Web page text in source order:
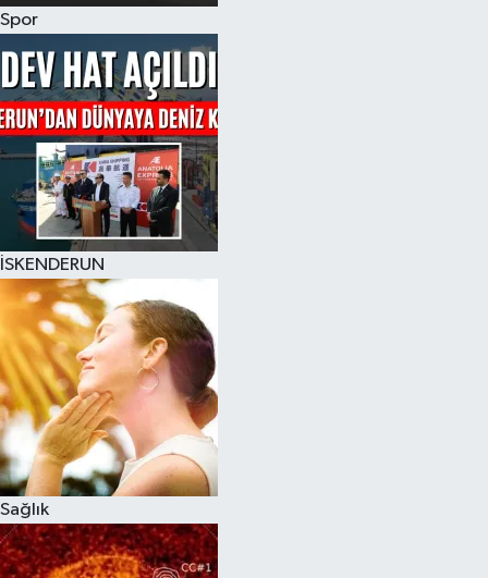
Spor
İSKENDERUN
Sağlık